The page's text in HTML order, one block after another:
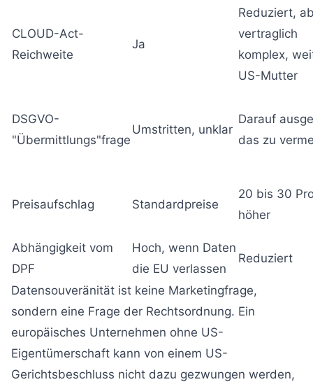
CLOUD-Act-
Reichweite
Ja
Reduziert,
vertraglich
komplex,
US-Mutter
DSGVO-
"Übermittlungs"frage
Umstritten, unklar
Darauf
das zu
Preisaufschlag Standardpreise
20 bis 30
höher
Abhängigkeit vom
DPF
Hoch, wenn Daten
die EU verlassen
Reduziert
Datensouveränität ist keine Marketingfrage,
sondern eine Frage der Rechtsordnung. Ein
europäisches Unternehmen ohne US-
Eigentümerschaft kann von einem US-
Gerichtsbeschluss nicht dazu gezwungen werden,